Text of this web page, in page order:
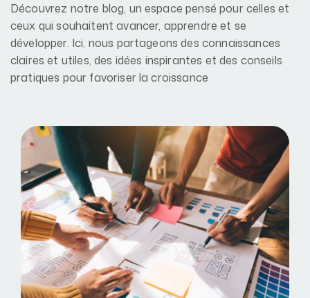
Découvrez notre blog, un espace pensé pour celles et
ceux qui souhaitent avancer, apprendre et se
développer. Ici, nous partageons des connaissances
claires et utiles, des idées inspirantes et des conseils
pratiques pour favoriser la croissance